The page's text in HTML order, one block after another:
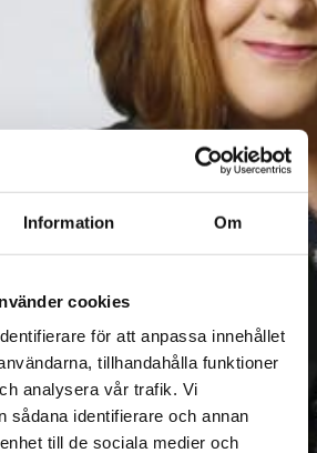
Information Om
cookies
för att anpassa innehållet
tillhandahålla funktioner
analysera vår trafik. Vi
sådana identifierare och annan
till de sociala medier och